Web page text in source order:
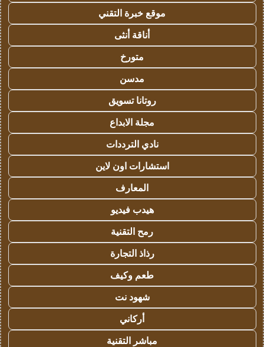
موقع خبرة التقني
أناقة أنثى
متورخ
مدسن
روتانا تسويق
مجلة الابداع
نادي الترددات
استشارات اون لاين
المعارف
هيدب فيديو
رمح التقنية
رذاذ التجارة
طعم وكيف
شهود نت
أركاني
مباشر التقنية